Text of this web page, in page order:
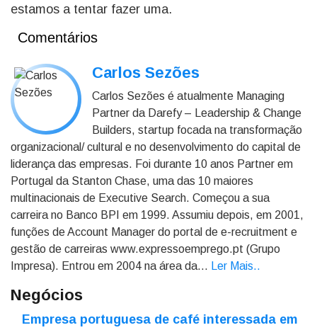
estamos a tentar fazer uma.
Comentários
Carlos Sezões
Carlos Sezões é atualmente Managing
Partner da Darefy – Leadership & Change
Builders, startup focada na transformação
organizacional/ cultural e no desenvolvimento do capital de
liderança das empresas. Foi durante 10 anos Partner em
Portugal da Stanton Chase, uma das 10 maiores
multinacionais de Executive Search. Começou a sua
carreira no Banco BPI em 1999. Assumiu depois, em 2001,
funções de Account Manager do portal de e-recruitment e
gestão de carreiras www.expressoemprego.pt (Grupo
Impresa). Entrou em 2004 na área da...
Ler Mais..
Negócios
Empresa portuguesa de café interessada em